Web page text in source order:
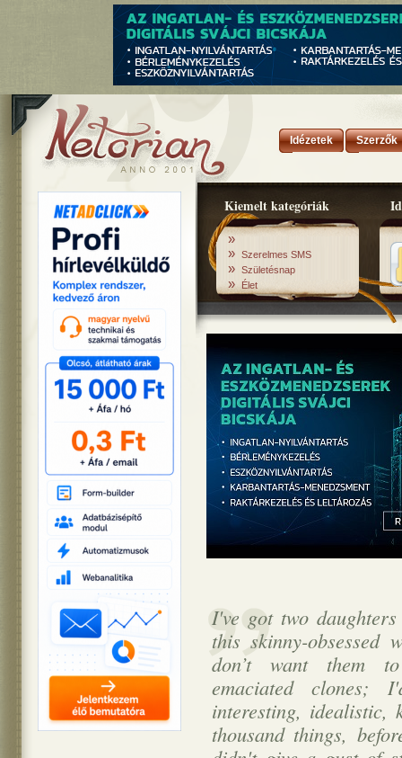
Idézetek Szerzők
Kiemelt kategóriák
»
» Szerelmes SMS
» Születésnap
» Élet
I've got two
this skinny-
don’t want them to
emaciated clones;
interesting, idealistic,
thousand things,